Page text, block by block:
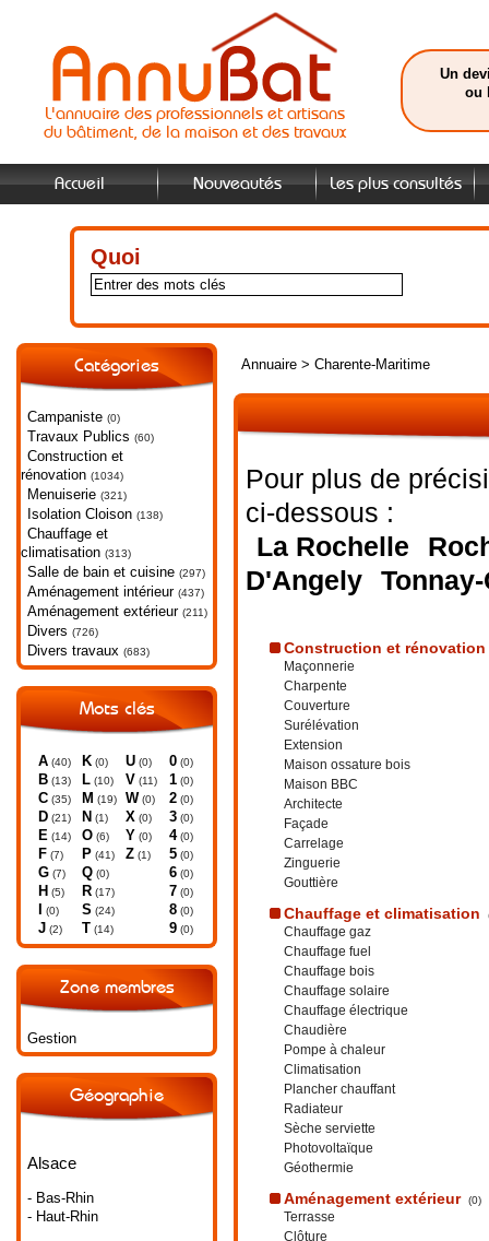
L'annuaire des professionnels et artisans
du bâtiment, de la maison et des travaux
Un
ou
Accueil Nouveautés Les plus consultés
Quoi
Catégories
Campaniste (0)
Travaux Publics (60)
Construction et
rénovation (1034)
Menuiserie (321)
Isolation Cloison (138)
Chauffage et
climatisation (313)
Salle de bain et cuisine (297)
Aménagement intérieur (437)
Aménagement extérieur (211)
Divers (726)
Divers travaux (683)
Mots clés
A (40)
B (13)
C (35)
D (21)
E (14)
F (7)
G (7)
H (5)
(0)
J (2)
K (0)
L (10)
M (19)
N (1)
O (6)
P (41)
Q (0)
R (17)
S (24)
T (14)
U (0)
V (11)
W (0)
X (0)
Y (0)
Z (1)
0 (0)
1 (0)
2 (0)
3 (0)
4(0)
5 (0)
6 (0)
7 (0)
8 (0)
9 (0)
Zone membres
Gestion
Géographie
Alsace
- Bas-Rhin
- Haut-Rhin
Annuaire > Charente-Maritime
Pour plus de
ci-dessous :
La Rochelle
D'Angely
Construction et rénovation
Maçonnerie
Charpente
Couverture
Surélévation
Extension
Maison ossature bois
Maison BBC
Architecte
Façade
Carrelage
Zinguerie
Gouttière
Chauffage et climatisation
Chauffage gaz
Chauffage fuel
Chauffage bois
Chauffage solaire
Chauffage électrique
Chaudière
Pompe à chaleur
Climatisation
Plancher chauffant
Radiateur
Sèche serviette
Photovoltaïque
Géothermie
Aménagement extérieur (0)
Terrasse
Clôture